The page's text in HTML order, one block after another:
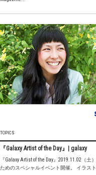
TOPICS
『Galaxy Artist of the Day』| galaxy
『Galaxy Artist of the Day』2019.11.02（
ためのスペシャルイベント開催。 イラス